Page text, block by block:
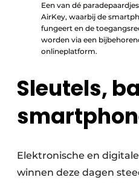
Een van dé
AirKey, waarbij de
fungeert en de
worden via een
onlineplatform.
Sleutels,
Elektronische en
winnen deze dagen